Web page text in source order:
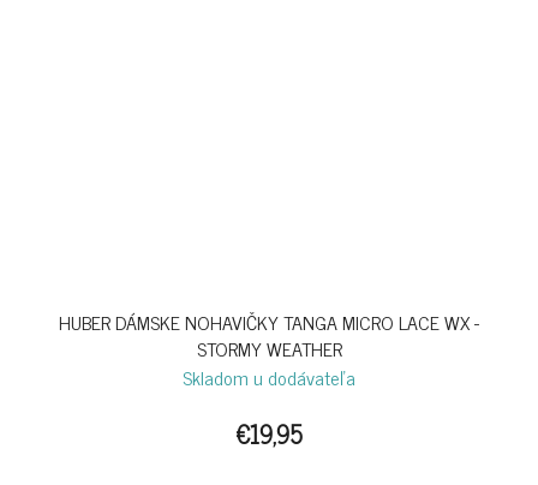
HUBER DÁMSKE NOHAVIČKY TANGA MICRO LACE WX -
STORMY WEATHER
Skladom u dodávateľa
€19,95